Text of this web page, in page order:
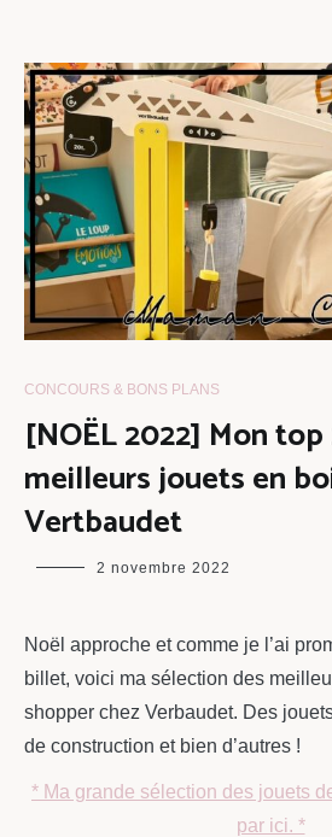
CONCOURS & BONS PLANS
[NOËL 2022] Mon
meilleurs jouets en
Vertbaudet
maman
2 novembre 2022
Noël approche et comme je l’ai
billet, voici ma sélection des
shopper chez Verbaudet. Des
de construction et bien d’autres !
* Ma grande sélection des jouets
par ici. *